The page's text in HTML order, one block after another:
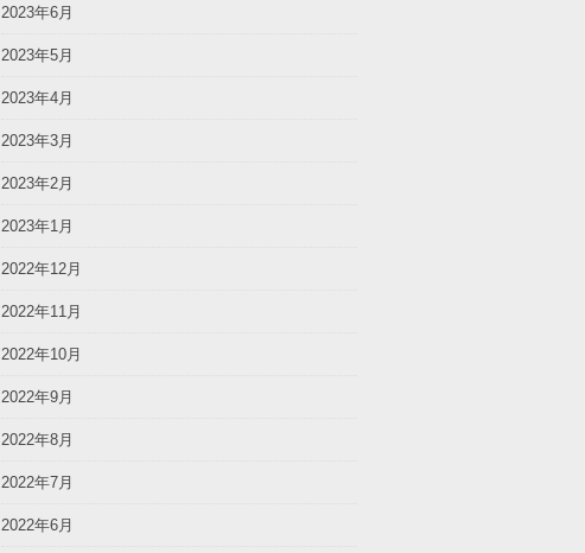
2023年6月
2023年5月
2023年4月
2023年3月
2023年2月
2023年1月
2022年12月
2022年11月
2022年10月
2022年9月
2022年8月
2022年7月
2022年6月